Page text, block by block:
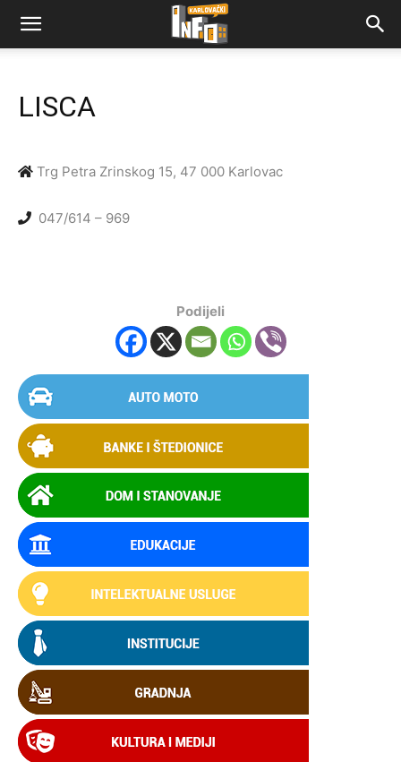
LISCA
Trg Petra Zrinskog 15, 47 000 Karlovac
047/614 – 969
Podijeli